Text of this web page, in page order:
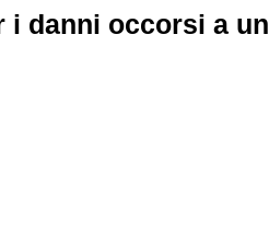
i danni occorsi a un